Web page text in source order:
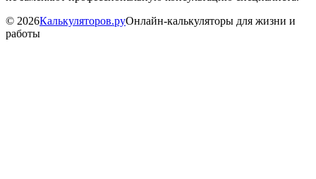
© 2026Калькуляторов.руОнлайн-калькуляторы для жизни и
работы